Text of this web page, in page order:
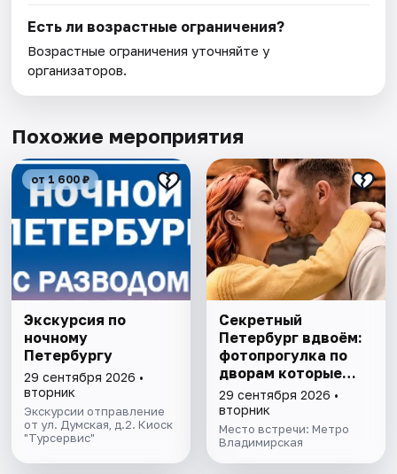
Есть ли возрастные ограничения?
Возрастные ограничения уточняйте у
организаторов.
Похожие мероприятия
от 1 600 ₽
Экскурсия по
ночному
Петербургу
29 сентября 2026 •
вторник
Экскурсии отправление
от ул. Думская, д.2. Киоск
"Турсервис"
Секретный
Петербург вдвоём:
фотопрогулка по
дворам которые
знают только
местные
29 сентября 2026 •
вторник
Место встречи: Метро
Владимирская